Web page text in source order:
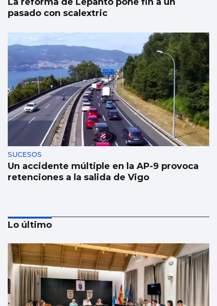
pasado con scalextric
SUCESOS
Un accidente múltiple en la AP-9 provoca
retenciones a la salida de Vigo
Lo último